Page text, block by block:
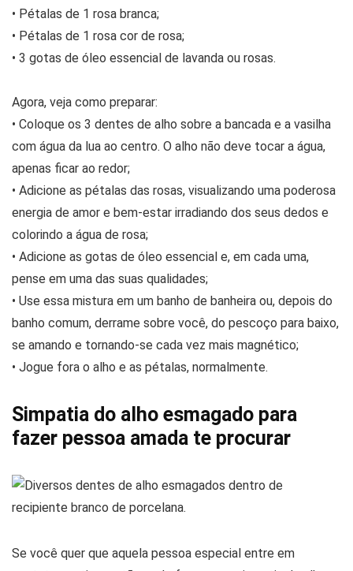
• Pétalas de 1 rosa branca;
• Pétalas de 1 rosa cor de rosa;
• 3 gotas de óleo essencial de lavanda ou rosas.
Agora, veja como preparar:
• Coloque os 3 dentes de alho sobre a bancada e a vasilha
com água da lua ao centro. O alho não deve tocar a água,
apenas ficar ao redor;
• Adicione as pétalas das rosas, visualizando uma poderosa
energia de amor e bem-estar irradiando dos seus dedos e
colorindo a água de rosa;
• Adicione as gotas de óleo essencial e, em cada uma,
pense em uma das suas qualidades;
• Use essa mistura em um banho de banheira ou, depois do
banho comum, derrame sobre você, do pescoço para baixo,
se amando e tornando-se cada vez mais magnético;
• Jogue fora o alho e as pétalas, normalmente.
Simpatia do alho esmagado para
fazer pessoa amada te procurar
Se você quer que aquela pessoa especial entre em